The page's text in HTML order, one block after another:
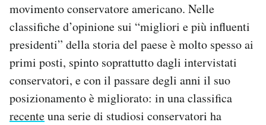
movimento conservatore americano. Nelle
classifiche d’opinione sui “migliori e più influenti
presidenti” della storia del paese è molto spesso ai
primi posti, spinto soprattutto dagli intervistati
conservatori, e con il passare degli anni il suo
posizionamento è migliorato: in una classifica
recenteuna serie di studiosi conservatori ha